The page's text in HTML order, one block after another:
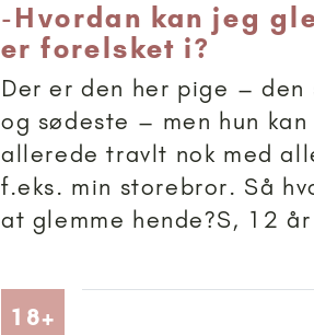
-Hvordan kan jeg
er forelsket i?
Der er den her pige – den
og sødeste – men hun
allerede travlt nok med
f.eks. min storebror. Så
at glemme hende?S, 12
18+